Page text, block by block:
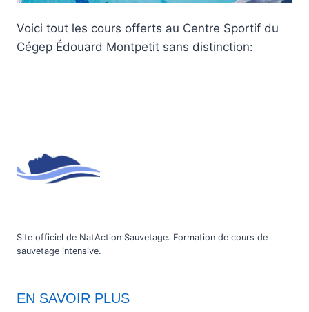
Voici tout les cours offerts au Centre Sportif du
Cégep Édouard Montpetit sans distinction:
Site officiel de NatAction Sauvetage. Formation de cours de
sauvetage intensive.
EN SAVOIR PLUS